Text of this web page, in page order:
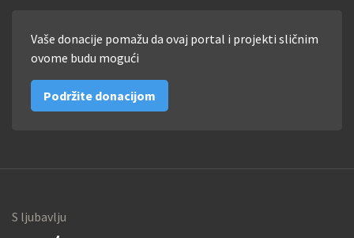
Vaše donacije pomažu da ovaj portal i projekti sličnim
ovome budu mogući
Podržite donacijom
S ljubavlju